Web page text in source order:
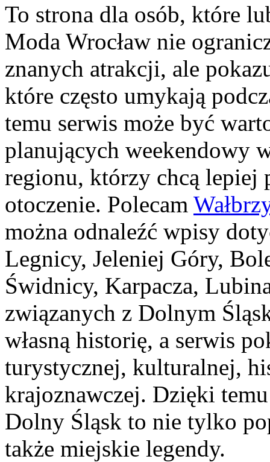
To strona dla osób, które
Moda Wrocław nie
znanych atrakcji, ale
które często umykają
temu serwis może być
planujących weekendowy
regionu, którzy chcą lepiej
otoczenie. Polecam
można odnaleźć wpisy
Legnicy, Jeleniej Góry,
Świdnicy, Karpacza,
związanych z Dolnym
własną historię, a serwis
turystycznej, kulturalnej,
krajoznawczej. Dzięki
Dolny Śląsk to nie tylko
także miejskie legendy.